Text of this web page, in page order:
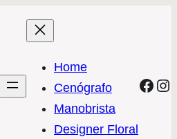
Home
Cenógrafo
Manobrista
Designer Floral